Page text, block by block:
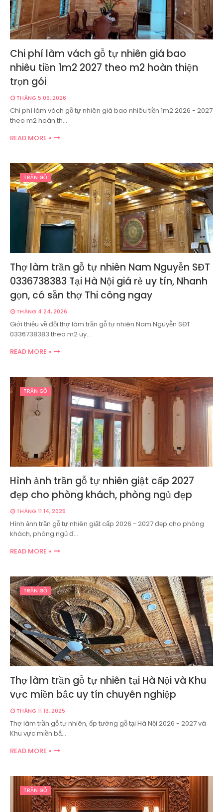
Chi phí làm vách gỗ tự nhiên giá bao
nhiêu tiền 1m2 2027 theo m2 hoàn thiện
trọn gói
THÁNG 5 09, 2026
Chi phí làm vách gỗ tự nhiên giá bao nhiêu tiền 1m2 2026 - 2027
theo m2 hoàn th…
READ MORE »
TRẦN GỖ
Thợ làm trần gỗ tự nhiên Nam Nguyễn SĐT
0336738383 Tại Hà Nội giá rẻ uy tín, Nhanh
gọn, có sẵn thợ Thi công ngay
THÁNG 4 24, 2026
Giới thiệu về đội thợ làm trần gỗ tự nhiên Nam Nguyễn SĐT
0336738383 theo m2 uy…
READ MORE »
TRẦN GỖ
Hình ảnh trần gỗ tự nhiên giật cấp 2027
đẹp cho phòng khách, phòng ngủ đẹp
THÁNG 11 14, 2025
Hình ảnh trần gỗ tự nhiên giật cấp 2026 - 2027 đẹp cho phòng
khách, phòng ngủ đ…
READ MORE »
TRẦN GỖ
Thợ làm trần gỗ tự nhiên tại Hà Nội và Khu
vực miền bắc uy tín chuyên nghiệp
THÁNG 11 13, 2025
Thợ làm trần gỗ tự nhiên, ốp tường gỗ tại Hà Nội 2026 - 2027 và
Khu vực miền bắ…
READ MORE »
TRẦN GỖ